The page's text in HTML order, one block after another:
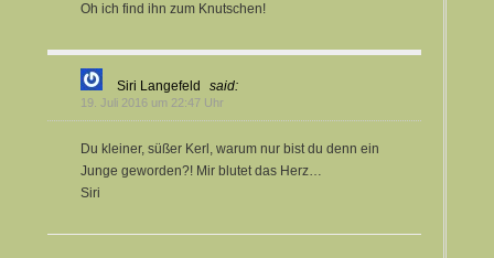
Oh ich find ihn zum Knutschen!
Siri Langefeld said:
19. Juli 2016 um 22:47 Uhr
Du kleiner, süßer Kerl, warum nur bist du denn ein
Junge geworden?! Mir blutet das Herz…
Siri